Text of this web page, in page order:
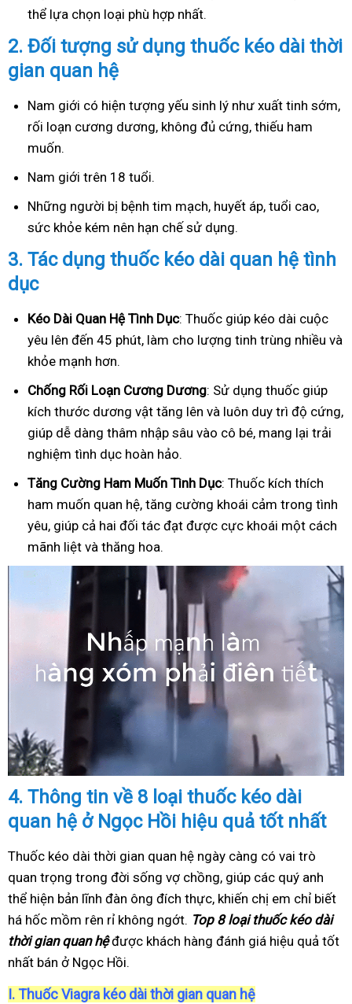
thể lựa chọn loại phù hợp nhất.
2. Đối tượng sử dụng thuốc kéo dài thời
gian quan hệ
Nam giới có hiện tượng yếu sinh lý như xuất tinh sớm,
rối loạn cương dương, không đủ cứng, thiếu ham
muốn.
Nam giới trên 18 tuổi.
Những người bị bệnh tim mạch, huyết áp, tuổi cao,
sức khỏe kém nên hạn chế sử dụng.
3. Tác dụng thuốc kéo dài quan hệ tình
dục
Kéo Dài Quan Hệ Tình Dục: Thuốc giúp kéo dài cuộc
yêu lên đến 45 phút, làm cho lượng tinh trùng nhiều và
khỏe mạnh hơn.
Chống Rối Loạn Cương Dương: Sử dụng thuốc giúp
kích thước dương vật tăng lên và luôn duy trì độ cứng,
giúp dễ dàng thâm nhập sâu vào cô bé, mang lại trải
nghiệm tình dục hoàn hảo.
Tăng Cường Ham Muốn Tình Dục: Thuốc kích thích
ham muốn quan hệ, tăng cường khoái cảm trong tình
yêu, giúp cả hai đối tác đạt được cực khoái một cách
mãnh liệt và thăng hoa.
4. Thông tin về 8 loại thuốc kéo dài
quan hệ ở Ngọc Hồi hiệu quả tốt nhất
Thuốc kéo dài thời gian quan hệ ngày càng có vai trò
quan trọng trong đời sống vợ chồng, giúp các quý anh
thể hiện bản lĩnh đàn ông đích thực, khiến chị em chỉ biết
há hốc mồm rên rỉ không ngớt. Top 8 loại thuốc kéo dài
thời gian quan hệđược khách hàng đánh giá hiệu quả tốt
nhất bán ở Ngọc Hồi.
I. Thuốc Viagra kéo dài thời gian quan hệ